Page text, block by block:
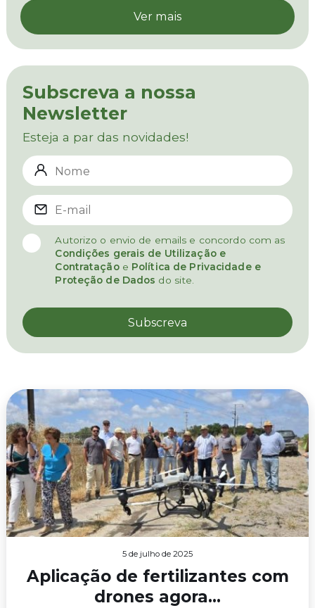
Ver mais
Subscreva a nossa
Newsletter
Esteja a par das novidades!
Autorizo o envio de emails e concordo com as
Condições gerais de Utilização e
Contrataçãoe Política de Privacidade e
Proteção de Dados do site.
5 de julho de 2025
Aplicação de fertilizantes com
drones agora...